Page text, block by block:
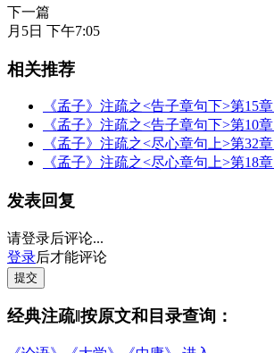
下一篇
月5日 下午7:05
相关推荐
《孟子》注疏之<告子章句下>第15章
《孟子》注疏之<告子章句下>第10章
《孟子》注疏之<尽心章句上>第32章
《孟子》注疏之<尽心章句上>第18章
发表回复
请登录后评论...
登录后才能评论
提交
经典注疏‖按原文和目录查询：